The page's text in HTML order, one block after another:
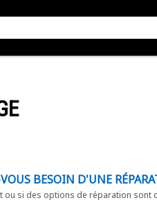
BESOIN D'UNE
ou si des options de réparation sont